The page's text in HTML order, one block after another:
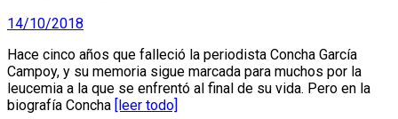
14/10/2018
Hace cinco años que falleció la periodista Concha García
Campoy, y su memoria sigue marcada para muchos por la
leucemia a la que se enfrentó al final de su vida. Pero en la
biografía Concha [leer todo]